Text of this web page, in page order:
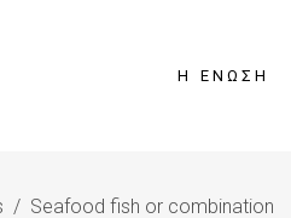
Η ΈΝΩΣΗ
/ Seafood fish or combination